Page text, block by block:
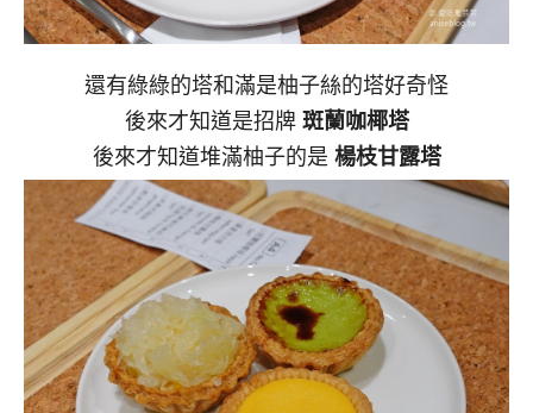
還有綠綠的塔和滿是柚子絲的塔好奇怪
後來才知道是招牌 斑蘭咖椰塔
後來才知道堆滿柚子的是 楊枝甘露塔